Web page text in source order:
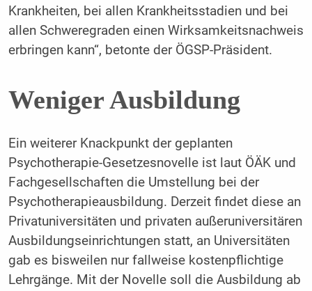
Krankheiten, bei allen Krankheitsstadien und bei
allen Schweregraden einen Wirksamkeitsnachweis
erbringen kann“, betonte der ÖGSP-Präsident.
Weniger Ausbildung
Ein weiterer Knackpunkt der geplanten
Psychotherapie-Gesetzesnovelle ist laut ÖÄK und
Fachgesellschaften die Umstellung bei der
Psychotherapieausbildung. Derzeit findet diese an
Privatuniversitäten und privaten außeruniversitären
Ausbildungseinrichtungen statt, an Universitäten
gab es bisweilen nur fallweise kostenpflichtige
Lehrgänge. Mit der Novelle soll die Ausbildung ab